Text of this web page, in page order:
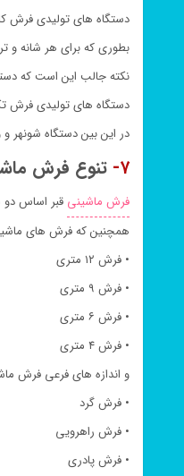
دستگاه های تولیدی فرش
بطوری که برای هر شانه و
نکته جالب این است که
دستگاه های تولیدی فرش
در این بین دستگاه شونهر
۷- تنوع فرش
فرش ماشینی قبر اساس
همچنین که فرش های
• فرش ۱۲ متری
• فرش ۹ متری
• فرش ۶ متری
• فرش ۴ متری
و اندازه های فرعی فرش
• فرش گرد
• فرش راهرویی
• فرش پادری